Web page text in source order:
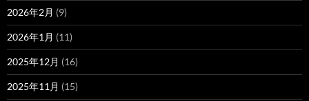
2026年2月 (9)
2026年1月 (11)
2025年12月 (16)
2025年11月 (15)